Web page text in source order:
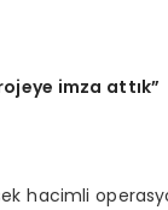
imza attık”
hacimli